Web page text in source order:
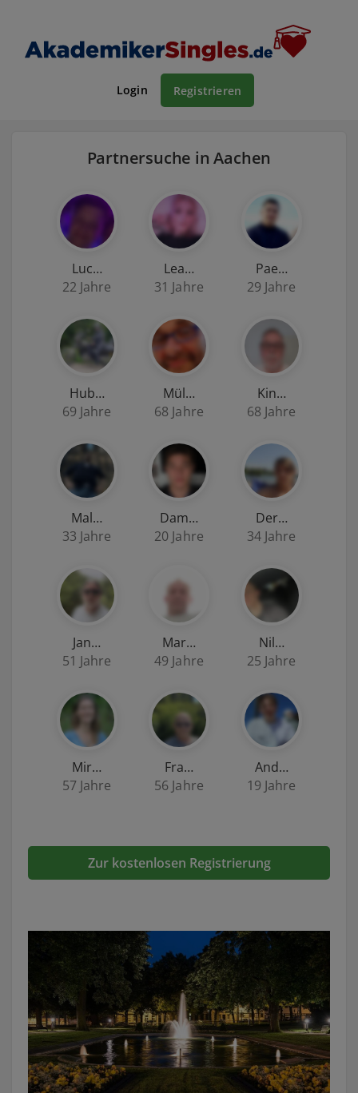
Login Registrieren
Partnersuche in Aachen
Luc…
22 Jahre
Lea…
31 Jahre
Pae…
29 Jahre
Hub…
69 Jahre
Mül…
68 Jahre
Kin…
68 Jahre
Mal…
33 Jahre
Dam…
20 Jahre
Der…
34 Jahre
Jan…
51 Jahre
Mar…
49 Jahre
Nil…
25 Jahre
Mir…
57 Jahre
Fra…
56 Jahre
And…
19 Jahre
Zur kostenlosen Registrierung